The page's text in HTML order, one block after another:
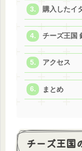
購入したイ
チーズ王国
アクセス
まとめ
チーズ王国